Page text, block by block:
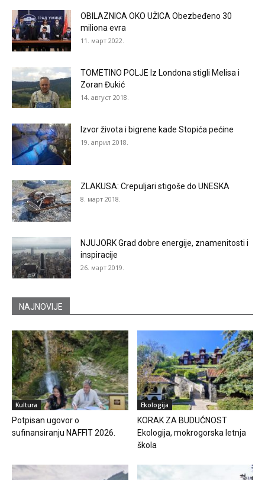
OBILAZNICA OKO UŽICA Obezbeđeno 30
miliona evra
11. март 2022.
TOMETINO POLJE Iz Londona stigli Melisa i
Zoran Đukić
14. август 2018.
Izvor života i bigrene kade Stopića pećine
19. април 2018.
ZLAKUSA: Crepuljari stigoše do UNESKA
8. март 2018.
NJUJORK Grad dobre energije, znamenitosti i
inspiracije
26. март 2019.
NAJNOVIJE
Kultura
Potpisan ugovor o
sufinansiranju NAFFIT 2026.
Ekologija
KORAK ZA BUDUĆNOST
Ekologija, mokrogorska letnja
škola